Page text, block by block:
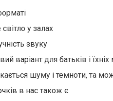
у залах
звуку
варіант для батьків і
шуму і темноти, та
в нас також є.